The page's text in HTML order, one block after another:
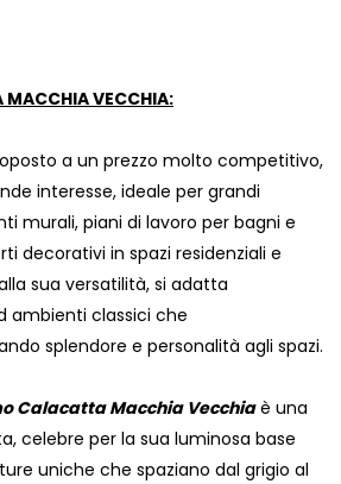
VECCHIA:
a un prezzo molto competitivo,
interesse, ideale per grandi
murali, piani di lavoro per bagni e
decorativi in ​​spazi residenziali e
sua versatilità, si adatta
ambienti classici che
splendore e personalità agli spazi.
Calacatta Macchia Vecchiaè una
celebre per la sua luminosa base
uniche che spaziano dal grigio al